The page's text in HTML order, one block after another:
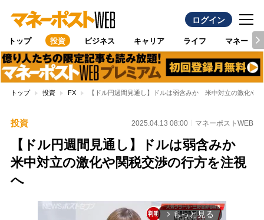
ログイン
トップ 投資 ビジネス キャリア ライフ マネー
トップ 投資 FX 【ドル円週間見通し】ドルは弱含みか 米中対立の激化や
投資 2025.04.13 08:00 マネーポストWEB
【ドル円週間見通し】ドルは弱含みか
米中対立の激化や関税交渉の行方を注視
へ
arrow_forward_ios もっと見る